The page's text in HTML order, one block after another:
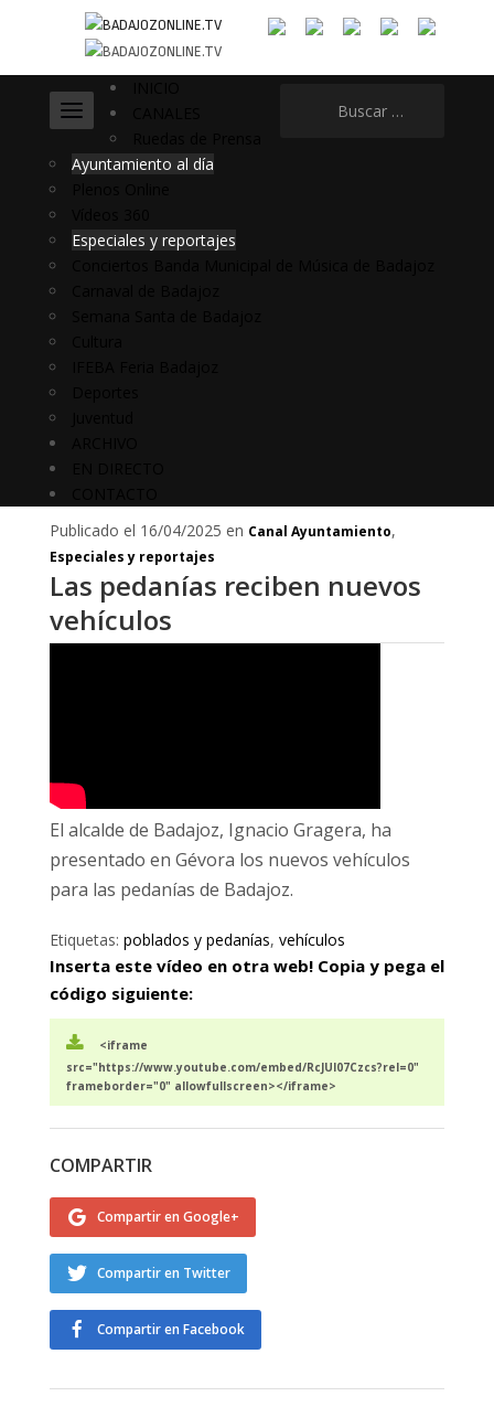
Ayuntamiento al día
Especiales y reportajes
Publicado el 16/04/2025 en Canal Ayuntamiento,
Especiales y reportajes
Las pedanías reciben nuevos
vehículos
El alcalde de Badajoz, Ignacio Gragera, ha
presentado en Gévora los nuevos vehículos
para las pedanías de Badajoz.
Etiquetas: poblados y pedanías, vehículos
Inserta este vídeo en otra web! Copia y pega el
código siguiente:
<iframe
src="https://www.youtube.com/embed/RcJUI07Czcs?rel=0"
frameborder="0" allowfullscreen></iframe>
COMPARTIR
Compartir en Google+
Compartir en Twitter
Compartir en Facebook